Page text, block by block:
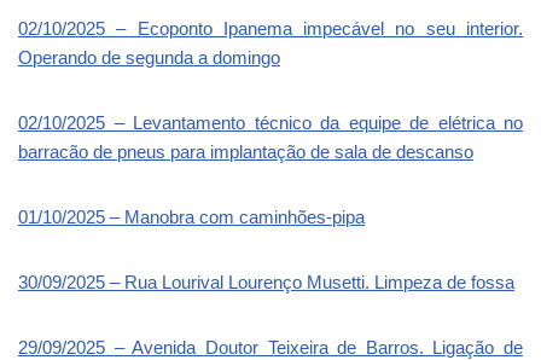
02/10/2025 – Ecoponto Ipanema impecável no seu interior.
Operando de segunda a domingo
02/10/2025 – Levantamento técnico da equipe de elétrica no
barracão de pneus para implantação de sala de descanso
01/10/2025 – Manobra com caminhões-pipa
30/09/2025 – Rua Lourival Lourenço Musetti. Limpeza de fossa
29/09/2025 – Avenida Doutor Teixeira de Barros. Ligação de